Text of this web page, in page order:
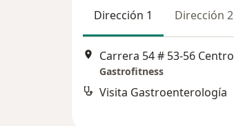
Dirección 1 Dirección 2
Gastrofitness
Visita Gastroenterología